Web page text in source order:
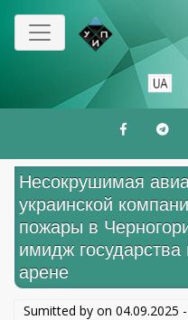
Перейти
основному
Несокрушимая
украинской
пожары в
имидж
арене
Sumitted by on 04.09.2025